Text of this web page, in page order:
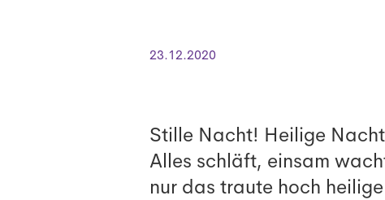
23.12.2020
Stille Nacht! Heilige
Alles schläft, einsam
nur das traute hoch